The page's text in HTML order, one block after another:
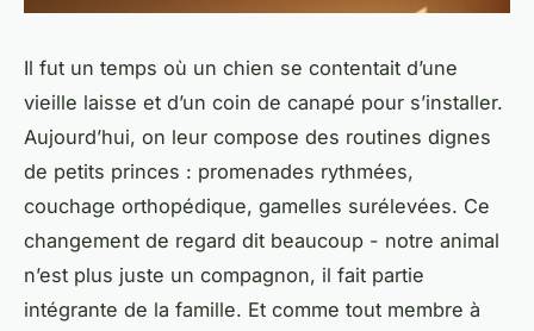
Il fut un temps où un chien se contentait d’une
vieille laisse et d’un coin de canapé pour s’installer.
Aujourd’hui, on leur compose des routines dignes
de petits princes : promenades rythmées,
couchage orthopédique, gamelles surélevées. Ce
changement de regard dit beaucoup - notre animal
n’est plus juste un compagnon, il fait partie
intégrante de la famille. Et comme tout membre à